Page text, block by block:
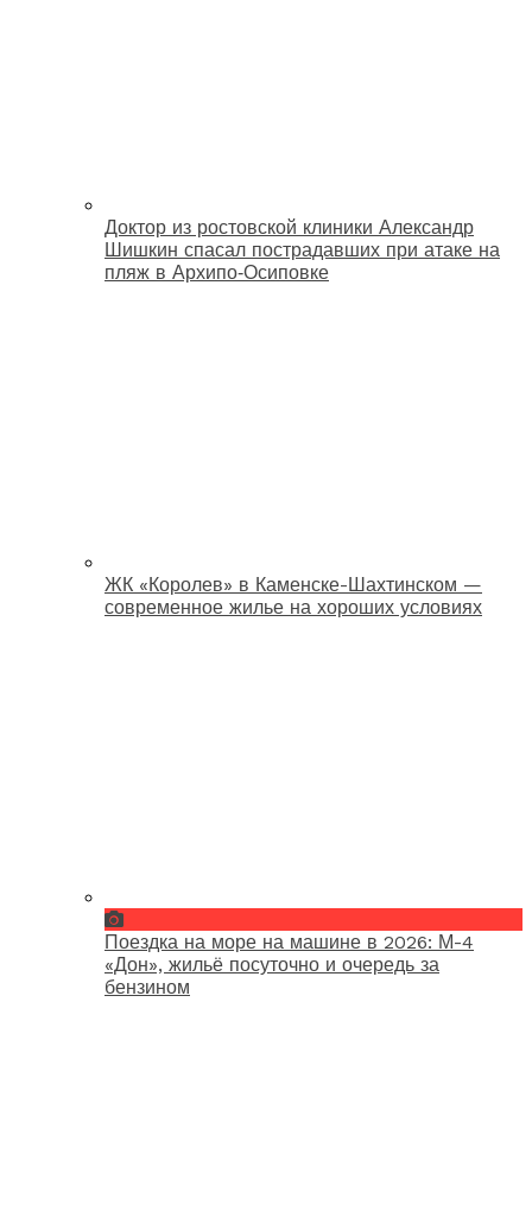
Доктор из ростовской клиники Александр
Шишкин спасал пострадавших при атаке на
пляж в Архипо‑Осиповке
ЖК «Королев» в Каменске-Шахтинском —
современное жилье на хороших условиях
Поездка на море на машине в 2026: М-4
«Дон», жильё посуточно и очередь за
бензином